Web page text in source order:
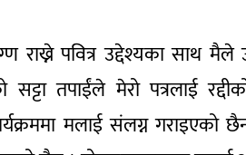
राख्ने पवित्र उद्देश्यका साथ
तपाईंले मेरो पत्रलाई
मलाई संलग्न गराइएको